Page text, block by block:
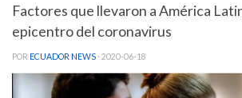
Factores que llevaron a América
epicentro del coronavirus
POR ECUADOR NEWS · 2020-06-18